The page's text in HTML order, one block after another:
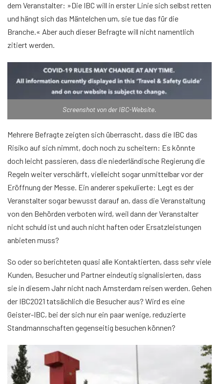
dem Veranstalter: »Die IBC will in erster Linie sich selbst retten
und hängt sich das Mäntelchen um, sie tue das für die
Branche.« Aber auch dieser Befragte will nicht namentlich
zitiert werden.
Screenshot von der IBC-Website.
Mehrere Befragte zeigten sich überrascht, dass die IBC das
Risiko auf sich nimmt, doch noch zu scheitern: Es könnte
doch leicht passieren, dass die niederländische Regierung die
Regeln weiter verschärft, vielleicht sogar unmittelbar vor der
Eröffnung der Messe. Ein anderer spekulierte: Legt es der
Veranstalter sogar bewusst darauf an, dass die Veranstaltung
von den Behörden verboten wird, weil dann der Veranstalter
nicht schuld ist und auch nicht haften oder Ersatzleistungen
anbieten muss?
So oder so berichteten quasi alle Kontaktierten, dass sehr viele
Kunden, Besucher und Partner eindeutig signalisierten, dass
sie in diesem Jahr nicht nach Amsterdam reisen werden. Gehen
der IBC2021 tatsächlich die Besucher aus? Wird es eine
Geister-IBC, bei der sich nur ein paar wenige, reduzierte
Standmannschaften gegenseitig besuchen können?